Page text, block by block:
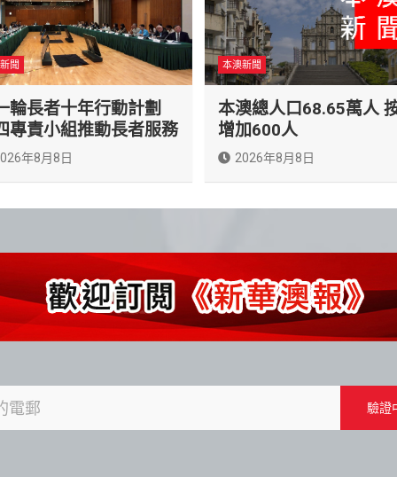
聞
輪長者十年行動計劃
專責小組推動長者服務
年8月8日
本澳新聞
本澳總人口68.65萬人
增加600人
2026年8月8日